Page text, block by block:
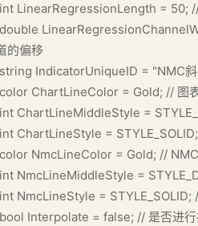
LinearRegressionLength = 50;
的偏移
IndicatorUniqueID = "NMC斜
ChartLineColor = Gold; // 图
ChartLineMiddleStyle =
ChartLineStyle =
NmcLineColor = Gold; //
NmcLineMiddleStyle =
NmcLineStyle = STYLE_SOLID;
Interpolate = false; // 是否进行